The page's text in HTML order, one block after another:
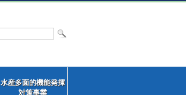
水産多面的機能発揮
対策事業